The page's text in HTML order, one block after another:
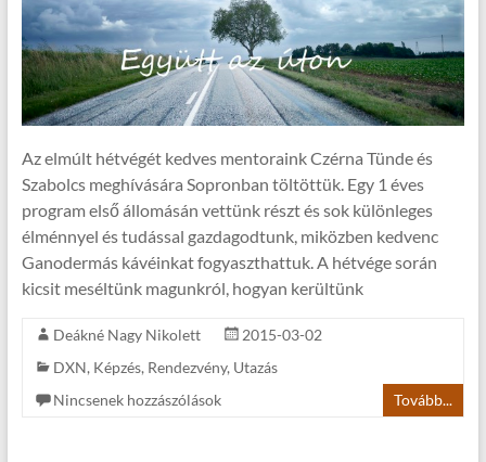
Az elmúlt hétvégét kedves mentoraink Czérna Tünde és
Szabolcs meghívására Sopronban töltöttük. Egy 1 éves
program első állomásán vettünk részt és sok különleges
élménnyel és tudással gazdagodtunk, miközben kedvenc
Ganodermás kávéinkat fogyaszthattuk. A hétvége során
kicsit meséltünk magunkról, hogyan kerültünk
Deákné Nagy Nikolett
2015-03-02
DXN, Képzés, Rendezvény, Utazás
Nincsenek hozzászólások
Tovább...